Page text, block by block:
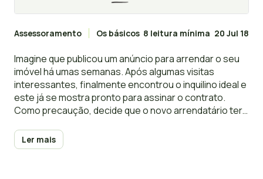
Assessoramento Os básicos 8 leitura mínima 20 Jul 18
Imagine que publicou um anúncio para arrendar o seu
imóvel há umas semanas. Após algumas visitas
interessantes, finalmente encontrou o inquilino ideal e
este já se mostra pronto para assinar o contrato.
Como precaução, decide que o novo arrendatário terá
eventuais danos ou incumprimentos futuros.
Ler mais